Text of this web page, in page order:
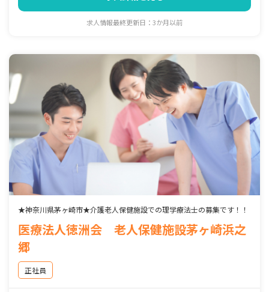
求人情報最終更新日：3か月以前
★神奈川県茅ヶ崎市★介護老人保健施設での理学療法士の募集です！！
医療法人徳洲会 老人保健施設茅ヶ崎浜之
郷
正社員